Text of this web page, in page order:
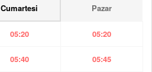
Cumartesi Pazar
05:20 05:20
05:40 05:45